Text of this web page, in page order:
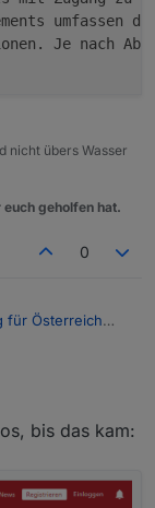
Je nach
nicht übers Wasser
geholfen hat.
0
für Österreich
mit
bis das kam: